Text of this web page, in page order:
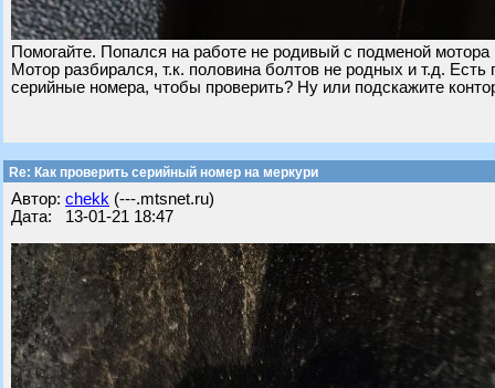
Помогайте. Попался на работе не родивый с подменой
Мотор разбирался, т.к. половина болтов не родных и т.д.
серийные номера, чтобы проверить? Ну или подскажите
Re: Как проверить серийный номер на меркури
Автор: chekk (---.mtsnet.ru)
Дата: 13-01-21 18:47